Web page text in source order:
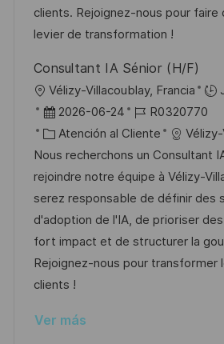
n p
u
l
i
c
a
c
i
ó
n
l
e
r
í
clients. Rejoignez-nous pour faire
levier de transformation !
Consultant IA Sénior (H/F)
U
b
c
a
c
i
ó
n
Vélizy-Villacoublay, Francia
F
e
c
h
a
d
e
p
u
l
2026-06-24
I
D
d
e
e
m
p
l
R0320770
C
a
t
e
g
o
r
í
Atención al Cliente
Nous recherchons un Consultant
rejoindre notre équipe à Vélizy-
serez responsable de définir des
d'adoption de l'IA, de prioriser
fort impact et de structurer la
Rejoignez-nous pour transformer
clients !
Ver más